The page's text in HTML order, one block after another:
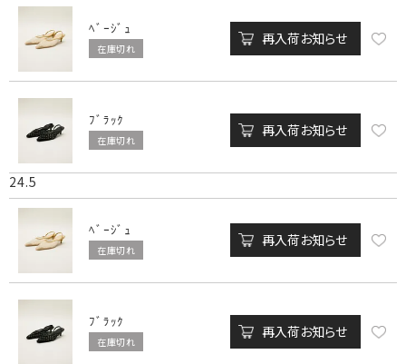
ﾍﾞｰｼﾞｭ
在庫切れ
再入荷お知らせ
ﾌﾞﾗｯｸ
在庫切れ
再入荷お知らせ
24.5
ﾍﾞｰｼﾞｭ
在庫切れ
再入荷お知らせ
ﾌﾞﾗｯｸ
在庫切れ
再入荷お知らせ